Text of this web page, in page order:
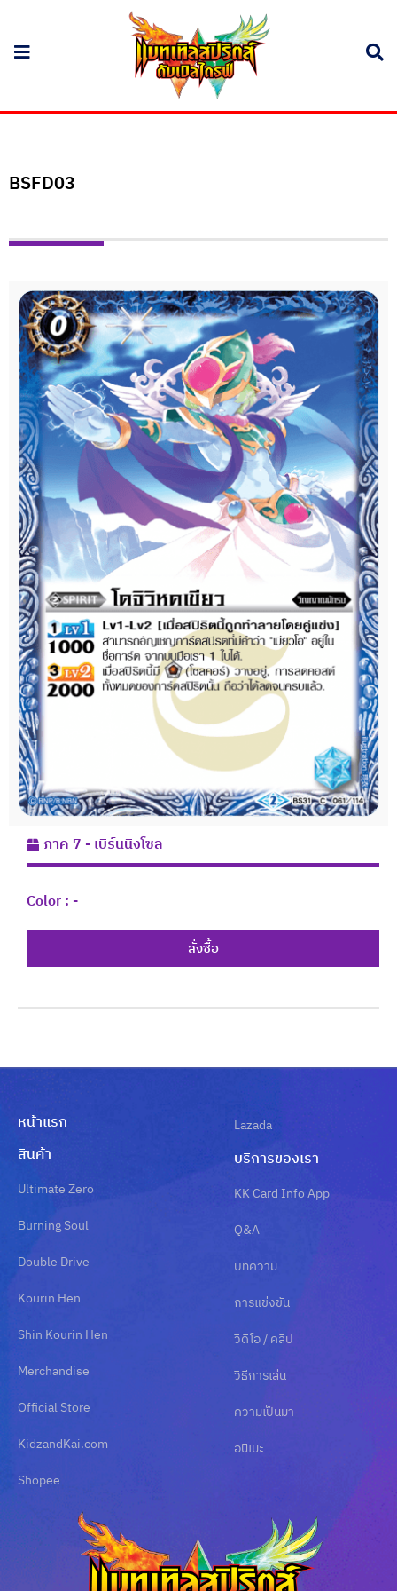
BSFD03
ภาค 7 - เบิร์นนิงโซล
Color : -
สั่งซื้อ
หน้าแรก
สินค้า
Ultimate Zero
Burning Soul
Double Drive
Kourin Hen
Shin Kourin Hen
Merchandise
Official Store
KidzandKai.com
Shopee
Lazada
บริการของเรา
KK Card Info App
Q&A
บทความ
การแข่งขัน
วิดีโอ / คลิป
วิธีการเล่น
ความเป็นมา
อนิเมะ